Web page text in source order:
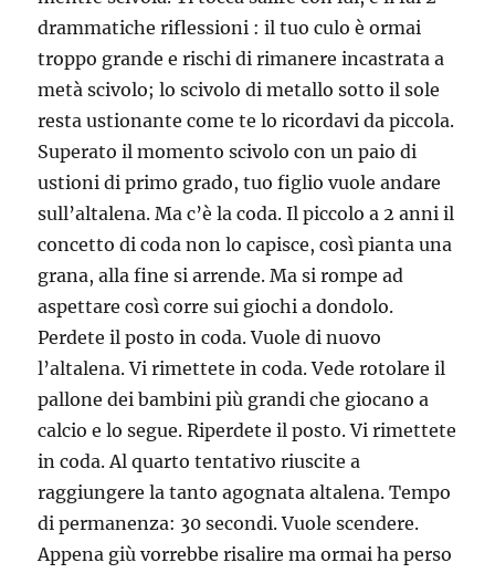
drammatiche riflessioni : il tuo culo è ormai
troppo grande e rischi di rimanere incastrata a
metà scivolo; lo scivolo di metallo sotto il sole
resta ustionante come te lo ricordavi da piccola.
Superato il momento scivolo con un paio di
ustioni di primo grado, tuo figlio vuole andare
sull’altalena. Ma c’è la coda. Il piccolo a 2 anni il
concetto di coda non lo capisce, così pianta una
grana, alla fine si arrende. Ma si rompe ad
aspettare così corre sui giochi a dondolo.
Perdete il posto in coda. Vuole di nuovo
l’altalena. Vi rimettete in coda. Vede rotolare il
pallone dei bambini più grandi che giocano a
calcio e lo segue. Riperdete il posto. Vi rimettete
in coda. Al quarto tentativo riuscite a
raggiungere la tanto agognata altalena. Tempo
di permanenza: 30 secondi. Vuole scendere.
Appena giù vorrebbe risalire ma ormai ha perso